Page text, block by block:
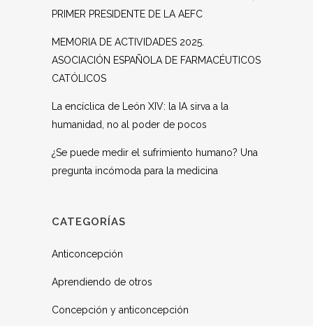
PRIMER PRESIDENTE DE LA AEFC
MEMORIA DE ACTIVIDADES 2025.
ASOCIACIÓN ESPAÑOLA DE FARMACÉUTICOS
CATÓLICOS
La encíclica de León XIV: la IA sirva a la
humanidad, no al poder de pocos
¿Se puede medir el sufrimiento humano? Una
pregunta incómoda para la medicina
CATEGORÍAS
Anticoncepción
Aprendiendo de otros
Concepción y anticoncepción